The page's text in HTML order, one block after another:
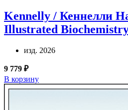
Kennelly / Кеннелли
Illustrated
изд. 2026
9 779 ₽
В корзину